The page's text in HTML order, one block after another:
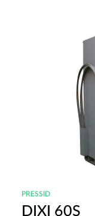
PRESSID
DIXI 60S